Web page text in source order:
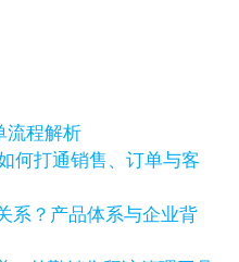
流程解析
何打通销售、订单与客
系？产品体系与企业背